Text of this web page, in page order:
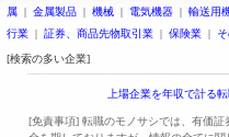
属 | 金属製品 | 機械 | 電気機器 | 輸送用
行業 | 証券、商品先物取引業 | 保険業 |
[検索の多い企業]
上場企業を年収で計る
[免責事項] 転職のモノサシでは、有価